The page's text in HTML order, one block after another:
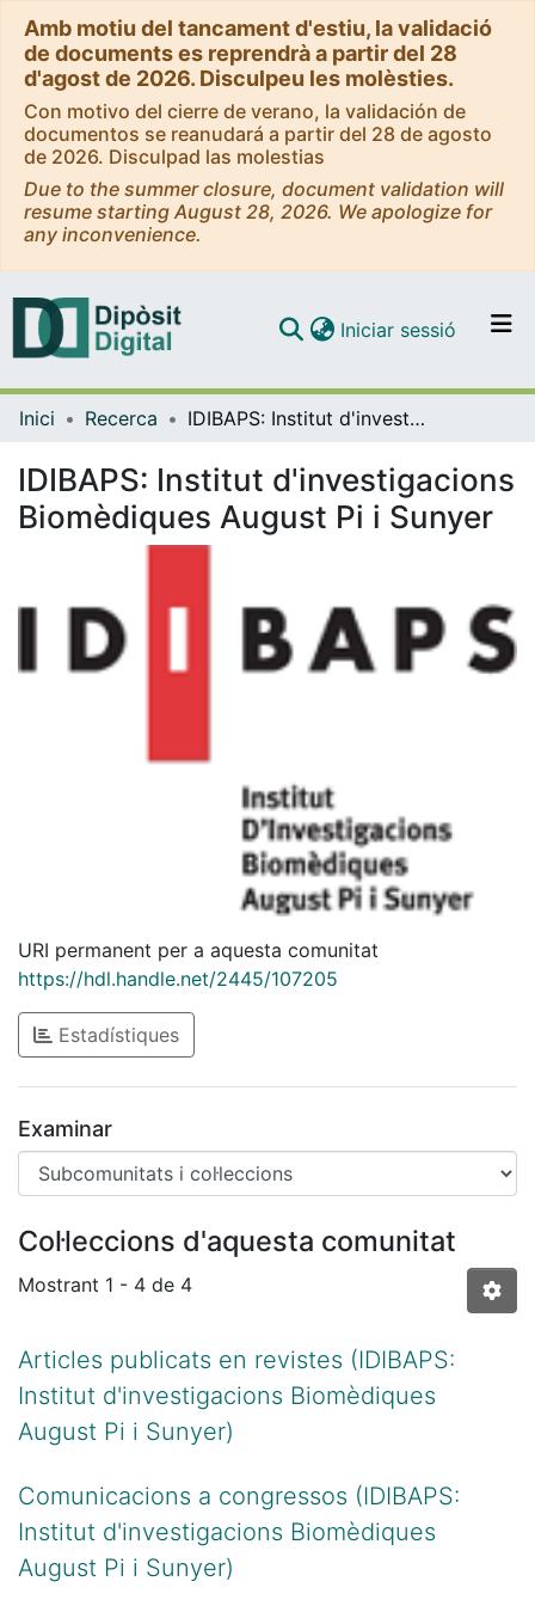
Amb motiu del tancament d'estiu, la validació
de documents es reprendrà a partir del 28
d'agost de 2026. Disculpeu les molèsties.
Con motivo del cierre de verano, la validación de
documentos se reanudará a partir del 28 de agosto
de 2026. Disculpad las molestias
Due to the summer closure, document validation will
resume starting August 28, 2026. We apologize for
any inconvenience.
Navega per tot el DD
Com publicar
Contacte
Iniciar sessió (current)
Inici Recerca IDIBAPS: Institut d'investigacions Biomèdiques August Pi i Sunyer
IDIBAPS: Institut d'investigacions
Biomèdiques August Pi i Sunyer
URI permanent per a aquesta comunitat
https://hdl.handle.net/2445/107205
Estadístiques
Examinar
Col·leccions d'aquesta comunitat
Mostrant 1 - 4 de 4
Articles publicats en revistes (IDIBAPS:
Institut d'investigacions Biomèdiques
August Pi i Sunyer)
Comunicacions a congressos (IDIBAPS:
Institut d'investigacions Biomèdiques
August Pi i Sunyer)